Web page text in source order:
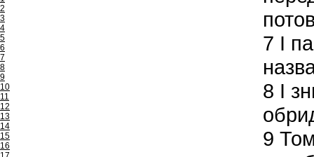
2
3
4
5
6
7
8
9
10
11
12
13
14
15
16
7 І
8 І
9